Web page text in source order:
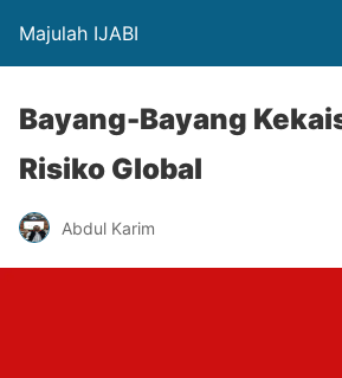
Majulah IJABI
Bayang-Bayang
Risiko Global
Abdul Karim